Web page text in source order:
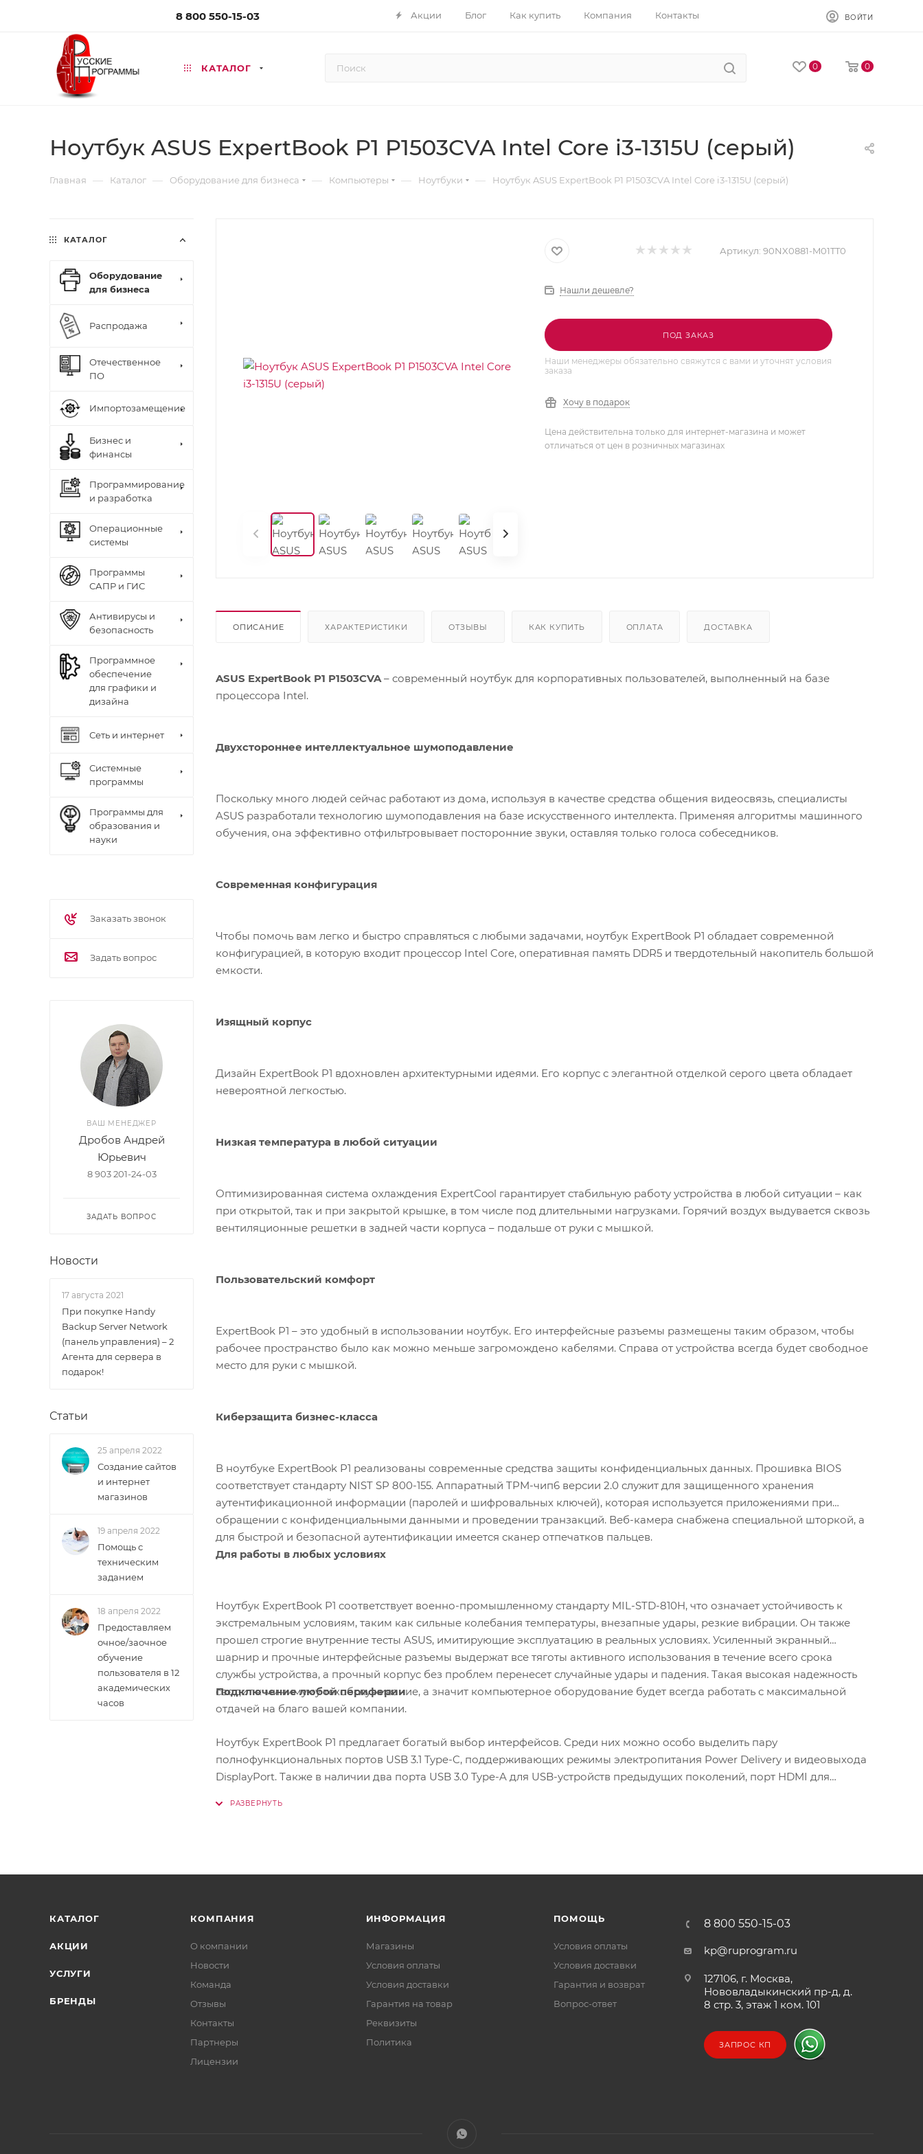
8 800 550-15-03 Акции Блог Как купить Компания Контакты ВОЙТИ
КАТАЛОГ 0 0
Ноутбук ASUS ExpertBook P1 P1503CVA Intel Core i3-1315U (серый)
Главная — Каталог — Оборудование для бизнеса — Компьютеры — Ноутбуки — Ноутбук ASUS ExpertBook P1 P1503CVA Intel Core i3-1315U (серый)
Артикул: 90NX0881-M01TT0
Нашли дешевле?
ПОД ЗАКАЗ
Наши менеджеры обязательно свяжутся с вами и уточнят условия
заказа
Хочу в подарок
Цена действительна только для интернет-магазина и может
отличаться от цен в розничных магазинах
ОПИСАНИЕ ХАРАКТЕРИСТИКИ ОТЗЫВЫ КАК КУПИТЬ ОПЛАТА ДОСТАВКА
ASUS ExpertBook P1 P1503CVA– современный ноутбук для корпоративных пользователей, выполненный на базе
процессора Intel.
Двухстороннее интеллектуальное шумоподавление
Поскольку много людей сейчас работают из дома, используя в качестве средства общения видеосвязь, специалисты
ASUS разработали технологию шумоподавления на базе искусственного интеллекта. Применяя алгоритмы машинного
обучения, она эффективно отфильтровывает посторонние звуки, оставляя только голоса собеседников.
Современная конфигурация
Чтобы помочь вам легко и быстро справляться с любыми задачами, ноутбук ExpertBook P1 обладает современной
конфигурацией, в которую входит процессор Intel Core, оперативная память DDR5 и твердотельный накопитель большой
емкости.
Изящный корпус
Дизайн ExpertBook P1 вдохновлен архитектурными идеями. Его корпус с элегантной отделкой серого цвета обладает
невероятной легкостью.
Низкая температура в любой ситуации
Оптимизированная система охлаждения ExpertCool гарантирует стабильную работу устройства в любой ситуации – как
при открытой, так и при закрытой крышке, в том числе под длительными нагрузками. Горячий воздух выдувается сквозь
вентиляционные решетки в задней части корпуса – подальше от руки с мышкой.
Пользовательский комфорт
ExpertBook P1 – это удобный в использовании ноутбук. Его интерфейсные разъемы размещены таким образом, чтобы
рабочее пространство было как можно меньше загромождено кабелями. Справа от устройства всегда будет свободное
место для руки с мышкой.
Киберзащита бизнес-класса
В ноутбуке ExpertBook P1 реализованы современные средства защиты конфиденциальных данных. Прошивка BIOS
соответствует стандарту NIST SP 800-155. Аппаратный TPM-чип6 версии 2.0 служит для защищенного хранения
аутентификационной информации (паролей и шифровальных ключей), которая используется приложениями при
обращении с конфиденциальными данными и проведении транзакций. Веб-камера снабжена специальной шторкой, а
для быстрой и безопасной аутентификации имеется сканер отпечатков пальцев.
Для работы в любых условиях
Ноутбук ExpertBook P1 соответствует военно-промышленному стандарту MIL-STD-810H, что означает устойчивость к
экстремальным условиям, таким как сильные колебания температуры, внезапные удары, резкие вибрации. Он также
прошел строгие внутренние тесты ASUS, имитирующие эксплуатацию в реальных условиях. Усиленный экранный
шарнир и прочные интерфейсные разъемы выдержат все тяготы активного использования в течение всего срока
службы устройства, а прочный корпус без проблем перенесет случайные удары и падения. Такая высокая надежность
сводит к минимуму техобслуживание, а значит компьютерное оборудование будет всегда работать с максимальной
отдачей на благо вашей компании.
Подключение любой периферии
Ноутбук ExpertBook P1 предлагает богатый выбор интерфейсов. Среди них можно особо выделить пару
полнофункциональных портов USB 3.1 Type-C, поддерживающих режимы электропитания Power Delivery и видеовыхода
DisplayPort. Также в наличии два порта USB 3.0 Type-A для USB-устройств предыдущих поколений, порт HDMI для
КАТАЛОГ
Оборудование
для бизнеса
Распродажа
Отечественное
ПО
Импортозамещение
Бизнес и
финансы
Программирование
и разработка
Операционные
системы
Программы
САПР и ГИС
Антивирусы и
безопасность
Программное
обеспечение
для графики и
дизайна
Сеть и интернет
Системные
программы
Программы для
образования и
науки
Заказать звонок
Задать вопрос
ВАШ МЕНЕДЖЕР
Дробов Андрей
Юрьевич
8 903 201-24-03
ЗАДАТЬ ВОПРОС
Новости
17 августа 2021
При покупке Handy
Backup Server Network
(панель управления) – 2
Агента для сервера в
подарок!
Статьи
25 апреля 2022
Создание сайтов
и интернет
магазинов
19 апреля 2022
Помощь с
техническим
заданием
18 апреля 2022
Предоставляем
очное/заочное
обучение
пользователя в 12
академических
часов
КАТАЛОГ
АКЦИИ
УСЛУГИ
БРЕНДЫ
КОМПАНИЯ
О компании
Новости
Команда
Отзывы
Контакты
Партнеры
Лицензии
ИНФОРМАЦИЯ
Магазины
Условия оплаты
Условия доставки
Гарантия на товар
Реквизиты
Политика
ПОМОЩЬ
Условия оплаты
Условия доставки
Гарантия и возврат
Вопрос-ответ
8 800 550-15-03
kp@ruprogram.ru
127106, г. Москва,
Нововладыкинский пр-д, д.
8 стр. 3, этаж 1 ком. 101
ЗАПРОС КП